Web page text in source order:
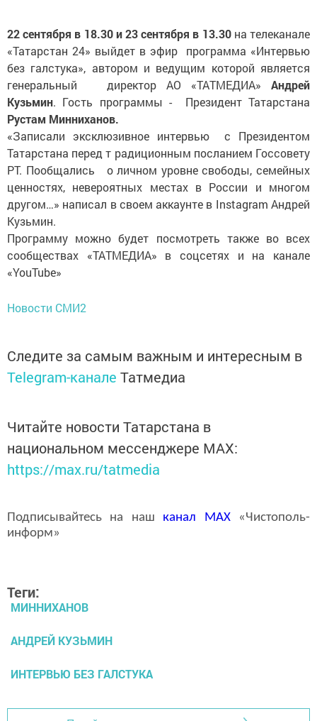
22 сентября в 18.30 и 23 сентября в 13.30на телеканале
«Татарстан 24» выйдет в эфир программа «Интервью
без галстука», автором и ведущим которой является
генеральный директор АО «ТАТМЕДИА» Андрей
Кузьмин. Гость программы - Президент Татарстана
Рустам Минниханов.
«Записали эксклюзивное интервью с Президентом
Татарстана перед т радиционным посланием Госсовету
РТ. Пообщались о личном уровне свободы, семейных
ценностях, невероятных местах в России и многом
другом…» написал в своем аккаунте в Instagram Андрей
Кузьмин.
Программу можно будет посмотреть также во всех
сообществах «ТАТМЕДИА» в соцсетях и на канале
«YouTube»
Новости СМИ2
Следите за самым важным и интересным в
Telegram-канале Татмедиа
Читайте новости Татарстана в
национальном мессенджере MАХ:
https://max.ru/tatmedia
Подписывайтесь на наш канал MAX«Чистополь-
информ»
Теги:
МИННИХАНОВ
АНДРЕЙ КУЗЬМИН
ИНТЕРВЬЮ БЕЗ ГАЛСТУКА